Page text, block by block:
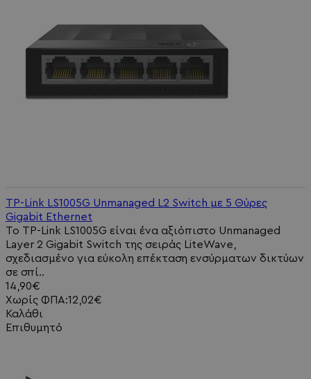
TP-Link LS1005G Unmanaged L2 Switch με 5 Θύρες
Gigabit Ethernet
Το TP-Link LS1005G είναι ένα αξιόπιστο Unmanaged
Layer 2 Gigabit Switch της σειράς LiteWave,
σχεδιασμένο για εύκολη επέκταση ενσύρματων δικτύων
σε σπί..
14,90€
Χωρίς ΦΠΑ:12,02€
Καλάθι
Επιθυμητό